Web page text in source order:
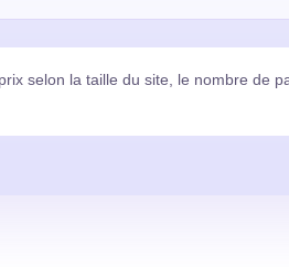
selon la taille du site, le nombre de